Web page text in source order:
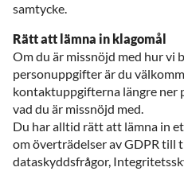
samtycke.
Rätt att lämna in klagomål
Om du är missnöjd med hur vi
personuppgifter är du
kontaktuppgifterna längre ner
vad du är missnöjd med.
Du har alltid rätt att lämna in
om överträdelser av GDPR till
dataskyddsfrågor,